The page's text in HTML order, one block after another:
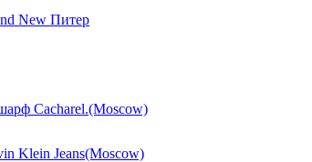
New Питер
Cacharel.(Moscow)
Klein Jeans(Moscow)